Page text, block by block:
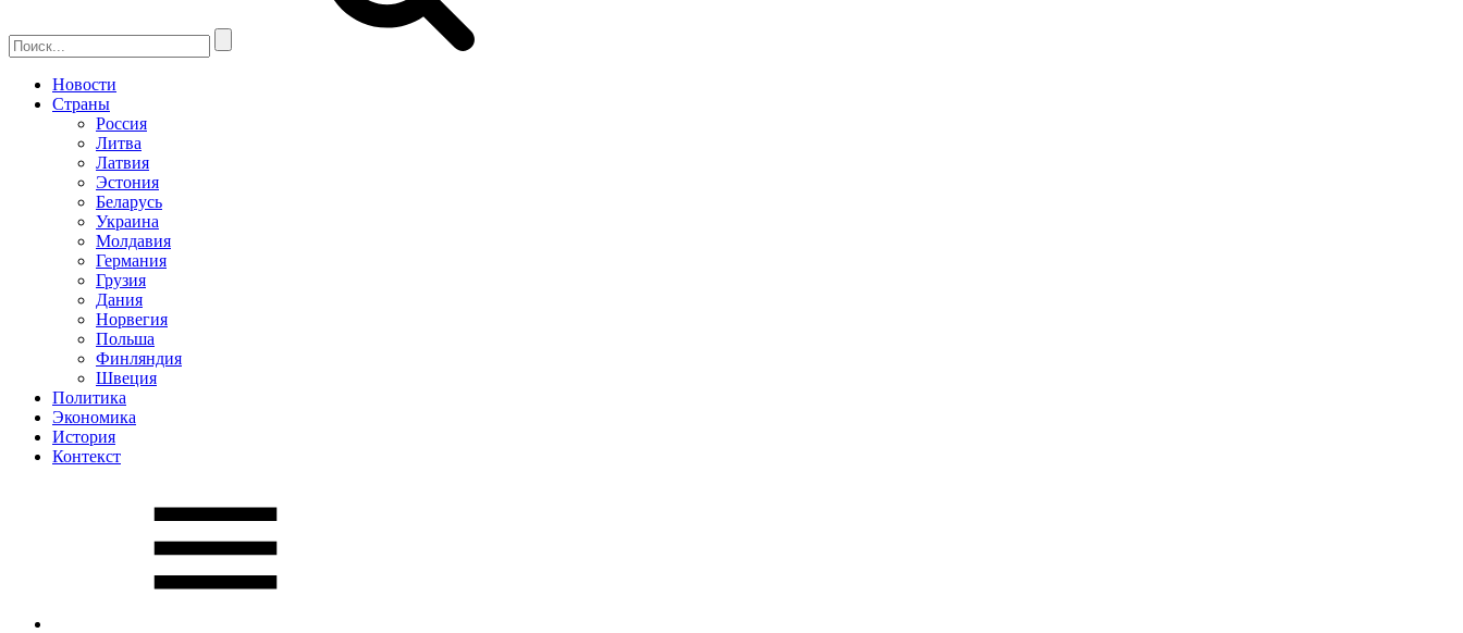
Новости
Страны
Россия
Литва
Латвия
Эстония
Беларусь
Украина
Молдавия
Германия
Грузия
Дания
Норвегия
Польша
Финляндия
Швеция
Политика
Экономика
История
Контекст